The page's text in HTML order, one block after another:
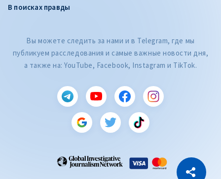
В поисках правды
Вы можете следить за нами и в Telegram, где мы
публикуем расследования и самые важные новости дня,
а также на: YouTube, Facebook, Instagram и TikTok.
CITEȘTE